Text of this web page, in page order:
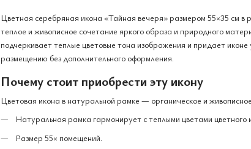
Цветная серебряная икона «Тайная вечеря» размером 55×35 см в
теплое и живописное сочетание яркого образа и природного
подчеркивает теплые цветовые тона изображения и придает иконе
размещению без дополнительного оформления.
Почему стоит приобрести эту икону
Цветовая икона в натуральной рамке — органическое и
Натуральная рамка гармонирует с теплыми цветами цветного
Размер 55× помещений.